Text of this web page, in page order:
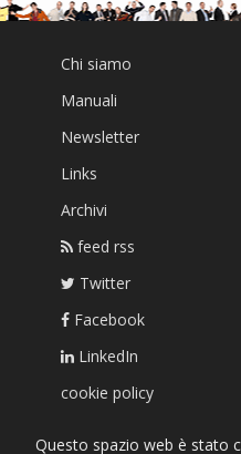
Chi siamo
Manuali
Newsletter
Links
Archivi
feed rss
Twitter
Facebook
LinkedIn
cookie policy
Questo spazio web è stato